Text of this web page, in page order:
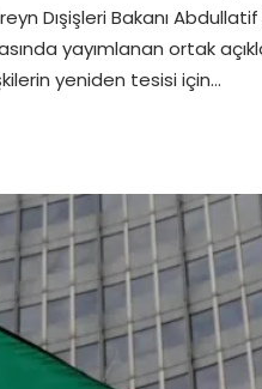
Dışişleri Bakanı
yayımlanan ortak
yeniden tesisi için…